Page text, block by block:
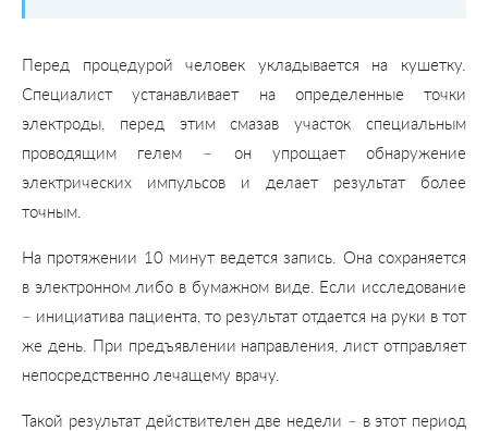
Перед процедурой человек укладывается на кушетку.
Специалист устанавливает на определенные точки
электроды, перед этим смазав участок специальным
проводящим гелем – он упрощает обнаружение
электрических импульсов и делает результат более
точным.
На протяжении 10 минут ведется запись. Она сохраняется
в электронном либо в бумажном виде. Если исследование
– инициатива пациента, то результат отдается на руки в тот
же день. При предъявлении направления, лист отправляет
непосредственно лечащему врачу.
Такой результат действителен две недели – в этот период